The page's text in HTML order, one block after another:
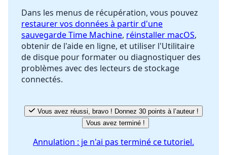
Annuler Publier un commentaire
Dans les menus de récupération, vous pouvez
restaurer vos données à partir d'une
sauvegarde Time Machine, réinstaller macOS,
obtenir de l'aide en ligne, et utiliser l'Utilitaire
de disque pour formater ou diagnostiquer des
problèmes avec des lecteurs de stockage
connectés.
Vous avez réussi, bravo ! Donnez 30 points à l’auteur !
Vous avez terminé !
Annulation : je n'ai pas terminé ce tutoriel.